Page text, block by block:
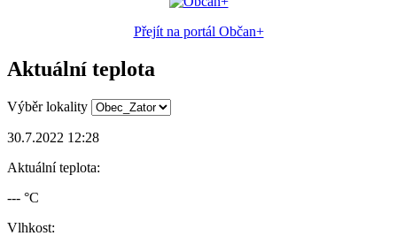
Přejít na portál Občan+
Aktuální teplota
Výběr lokality
30.7.2022 12:28
Aktuální teplota:
--- °C
Vlhkost: